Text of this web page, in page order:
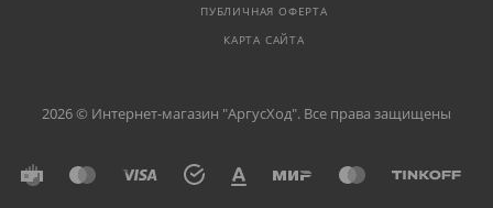
ПУБЛИЧНАЯ ОФЕРТА
КАРТА САЙТА
2026 © Интернет-магазин "АргусХод". Все права защищены